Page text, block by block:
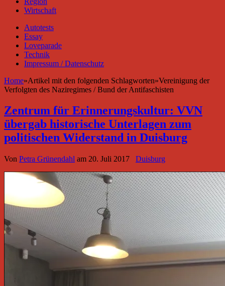
Wirtschaft
Autotests
Essay
Loveparade
Technik
Impressum / Datenschutz
Home»Artikel mit den folgenden Schlagworten»Vereinigung der
Verfolgten des Naziregimes / Bund der Antifaschisten
Zentrum für Erinnerungskultur: VVN
übergab historische Unterlagen zum
politischen Widerstand in Duisburg
Von Petra Grünendahl am 20. Juli 2017 Duisburg